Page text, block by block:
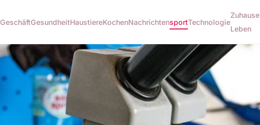
GeschäftGesundheitHaustiereKochenNachrichtensportTechnologie
Zuhause
Leben